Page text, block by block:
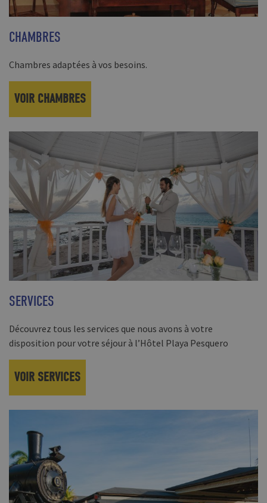
CHAMBRES
Chambres adaptées à vos besoins.
VOIR CHAMBRES
SERVICES
Découvrez tous les services que nous avons à votre
disposition pour votre séjour à l’Hôtel Playa Pesquero
VOIR SERVICES